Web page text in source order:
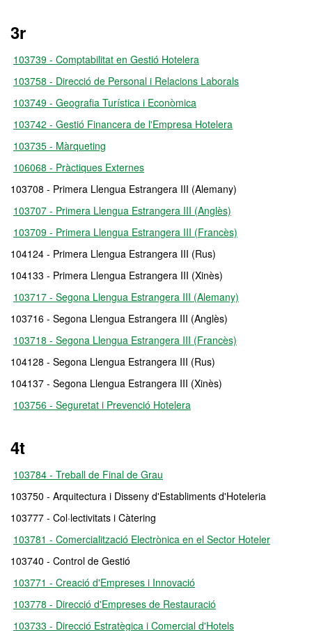
3r
103739 - Comptabilitat en Gestió Hotelera
103758 - Direcció de Personal i Relacions Laborals
103749 - Geografia Turística i Econòmica
103742 - Gestió Financera de l'Empresa Hotelera
103735 - Màrqueting
106068 - Pràctiques Externes
103708 - Primera Llengua Estrangera III (Alemany)
103707 - Primera Llengua Estrangera III (Anglès)
103709 - Primera Llengua Estrangera III (Francès)
104124 - Primera Llengua Estrangera III (Rus)
104133 - Primera Llengua Estrangera III (Xinès)
103717 - Segona Llengua Estrangera III (Alemany)
103716 - Segona Llengua Estrangera III (Anglès)
103718 - Segona Llengua Estrangera III (Francès)
104128 - Segona Llengua Estrangera III (Rus)
104137 - Segona Llengua Estrangera III (Xinès)
103756 - Seguretat i Prevenció Hotelera
4t
103784 - Treball de Final de Grau
103750 - Arquitectura i Disseny d'Establiments d'Hoteleria
103777 - Col·lectivitats i Càtering
103781 - Comercialització Electrònica en el Sector Hoteler
103740 - Control de Gestió
103771 - Creació d'Empreses i Innovació
103778 - Direcció d'Empreses de Restauració
103733 - Direcció Estratègica i Comercial d'Hotels